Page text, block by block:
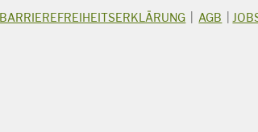
BARRIEREFREIHEITSERKLÄRUNG AGB